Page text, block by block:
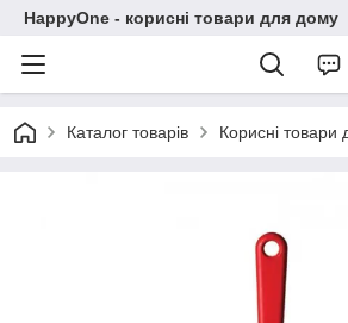
HappyOne - корисні товари для дому
Каталог товарів Корисні товари